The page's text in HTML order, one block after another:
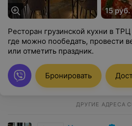
15 руб.
Ресторан грузинской кухни в
где можно пообедать, провести
или отметить праздник.
Бронировать
ДРУГИЕ АДРЕСА